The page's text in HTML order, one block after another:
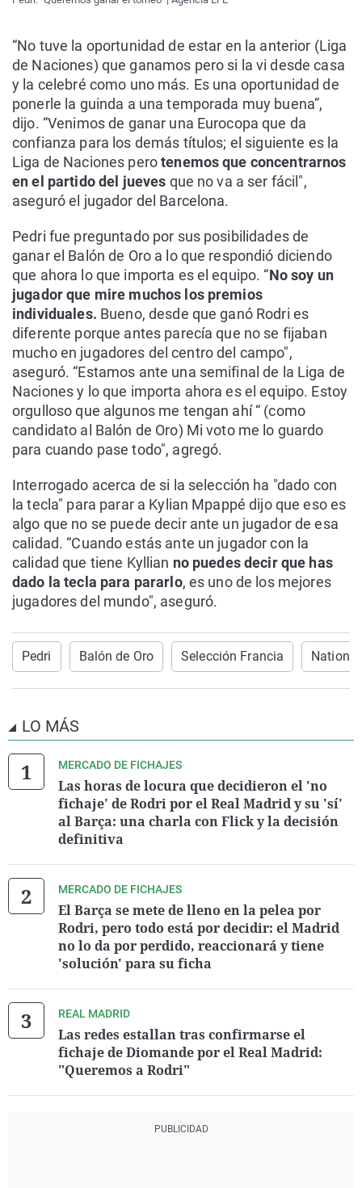
“No tuve la oportunidad de estar en la anterior (Liga
de Naciones) que ganamos pero si la vi desde casa
y la celebré como uno más. Es una oportunidad de
ponerle la guinda a una temporada muy buena”,
dijo. “Venimos de ganar una Eurocopa que da
confianza para los demás títulos; el siguiente es la
Liga de Naciones perotenemos que concentrarnos
en el partido del jueves que no va a ser fácil",
aseguró el jugador del Barcelona.
Pedri fue preguntado por sus posibilidades de
ganar el Balón de Oro a lo que respondió diciendo
que ahora lo que importa es el equipo. “No soy un
jugador que mire muchos los premios
individuales. Bueno, desde que ganó Rodri es
diferente porque antes parecía que no se fijaban
mucho en jugadores del centro del campo",
aseguró. “Estamos ante una semifinal de la Liga de
Naciones y lo que importa ahora es el equipo. Estoy
orgulloso que algunos me tengan ahí “ (como
candidato al Balón de Oro) Mi voto me lo guardo
para cuando pase todo", agregó.
Interrogado acerca de si la selección ha "dado con
la tecla" para parar a Kylian Mpappé dijo que eso es
algo que no se puede decir ante un jugador de esa
calidad. “Cuando estás ante un jugador con la
calidad que tiene Kyllian no puedes decir que has
dado la tecla para pararlo, es uno de los mejores
jugadores del mundo", aseguró.
Pedri Balón de Oro Selección Francia Nations
LO MÁS
MERCADO DE FICHAJES
Las horas de locura que decidieron el 'no
fichaje' de Rodri por el Real Madrid y su 'sí'
al Barça: una charla con Flick y la decisión
definitiva
MERCADO DE FICHAJES
El Barça se mete de lleno en la pelea por
Rodri, pero todo está por decidir: el Madrid
no lo da por perdido, reaccionará y tiene
'solución' para su ficha
REAL MADRID
Las redes estallan tras confirmarse el
fichaje de Diomande por el Real Madrid:
"Queremos a Rodri"